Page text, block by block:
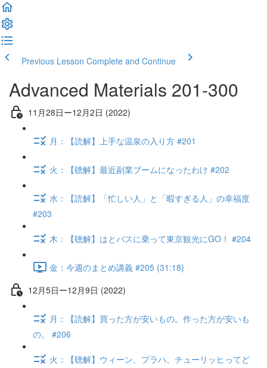
Previous Lesson Complete and Continue
Advanced Materials 201-300
11月28日ー12月2日 (2022)
月：【読解】上手な温泉の入り方 #201
火：【聴解】最近副業ブームになったわけ #202
水：【読解】「忙しい人」と「暇すぎる人」の幸福度
#203
木：【聴解】はとバスに乗って東京観光にGO！ #204
金：今週のまとめ講義 #205 (31:18)
12月5日ー12月9日 (2022)
月：【読解】買った方が安いもの。作った方が安いも
の。 #206
火：【聴解】ウィーン、プラハ、チューリッヒってど